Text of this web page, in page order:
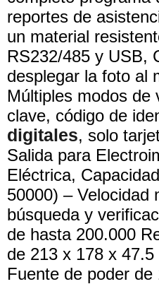
reportes de
un material
RS232/485 y USB,
desplegar la foto al
Múltiples modos de
clave, código de
digitales, solo
Salida para
Eléctrica,
50000) – Velocidad
búsqueda y
de hasta 200.000
de 213 x 178 x
Fuente de poder